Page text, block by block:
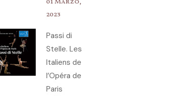
2023
Passi di
Stelle. Les
Italiens de
l’Opéra de
Paris